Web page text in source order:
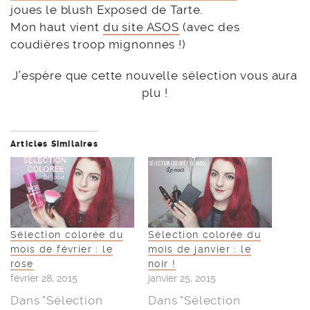
joues le blush Exposed de Tarte.
Mon haut vient du site ASOS (avec des
coudières troop mignonnes !)
J’espère que cette nouvelle sélection vous aura
plu !
Articles Similaires
Sélection colorée du
mois de février : le
rose
février 28, 2015
Dans "Sélection
Sélection colorée du
mois de janvier : le
noir !
janvier 25, 2015
Dans "Sélection